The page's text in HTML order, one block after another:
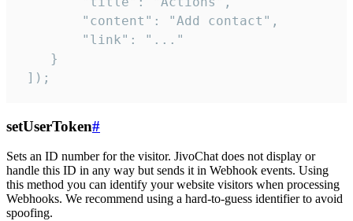
        "content": "Add contact",
        "link": "..."
    }
]);
setUserToken#
Sets an ID number for the visitor. JivoChat does not display or
handle this ID in any way but sends it in Webhook events. Using
this method you can identify your website visitors when processing
Webhooks. We recommend using a hard-to-guess identifier to avoid
spoofing.